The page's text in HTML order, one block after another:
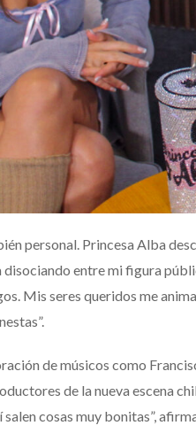
personal. Princesa Alba
entre mi figura
Mis seres queridos me
de músicos como
de la nueva escena
cosas muy bonitas”,